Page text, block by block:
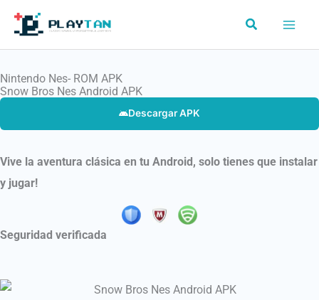
contenido
Buscar
Nintendo Nes- ROM APK
Snow Bros Nes Android APK
Descargar APK
Vive la aventura clásica en tu Android, solo tienes que instalar
y jugar!
Seguridad verificada